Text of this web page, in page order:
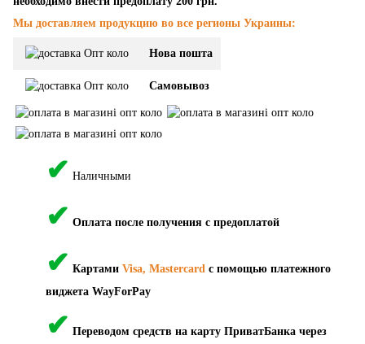
Мы доставляем продукцию во все регионы Украины:
Нова пошта
Самовывоз
✔ Наличными
✔ Оплата после получения с предоплатой
✔ Картами Visa, Mastercard с помощью платежного
виджета WayForPay
✔ Переводом средств на карту ПриватБанка через